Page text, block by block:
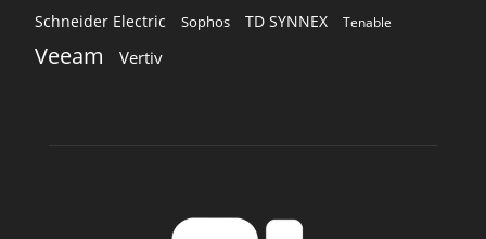
Schneider Electric Sophos TD SYNNEX Tenable
Veeam Vertiv